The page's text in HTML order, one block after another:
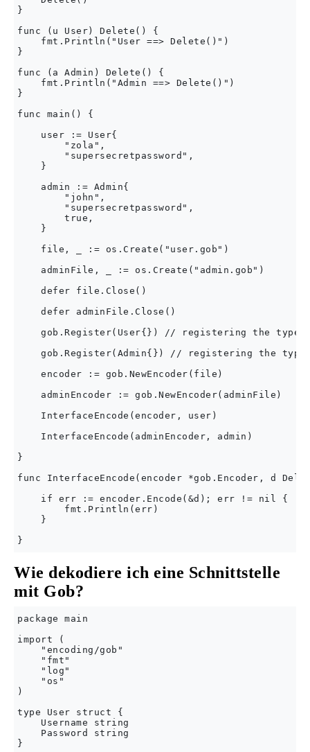
}
func (u User) Delete() {
    fmt.Println("User ==> Delete()")
}
func (a Admin) Delete() {
    fmt.Println("Admin ==> Delete()")
}
func main() {
    user := User{
        "zola",
        "supersecretpassword",
    }
    admin := Admin{
        "john",
        "supersecretpassword",
        true,
    }
    file, _ := os.Create("user.gob")
    adminFile, _ := os.Create("admin.gob")
    defer file.Close()
    defer adminFile.Close()
gob.Register(User{}) // registering the type
gob.Register(Admin{}) // registering the
    encoder := gob.NewEncoder(file)
    adminEncoder := gob.NewEncoder(adminFile)
    InterfaceEncode(encoder, user)
    InterfaceEncode(adminEncoder, admin)
}
func InterfaceEncode(encoder *gob.Encoder, d
    if err := encoder.Encode(&d); err != nil {
        fmt.Println(err)
    }
Wie dekodiere ich eine Schnittstelle
mit Gob?
package main
import (
    "encoding/gob"
    "fmt"
    "log"
    "os"
)
type User struct {
    Username string
    Password string
}